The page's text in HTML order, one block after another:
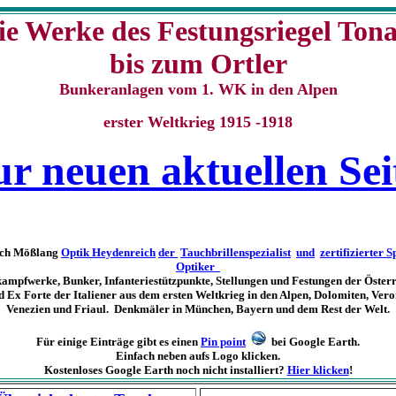
Werke des Festungsriegel
bis zum Ortler
Bunkeranlagen vom 1. WK in den Alpen
erster Weltkrieg 1915 -1918
neuen aktuellen
Mößlang Optik Heydenreich der Tauchbrillenspezialist und zertifizierter
Optiker
Bunker, Infanteriestützpunkte, Stellungen und Festungen der
Ex Forte der Italiener aus dem ersten Weltkrieg in den Alpen, Dolomiten,
Venezien und Friaul. Denkmäler in München, Bayern und dem Rest der Welt.
Für einige Einträge gibt es einen Pin point
bei Google Earth.
Einfach neben aufs Logo klicken.
Kostenloses Google Earth noch nicht installiert? Hier klicken!